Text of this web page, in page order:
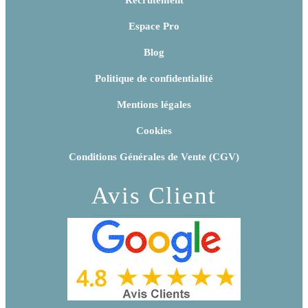
Espace Pro
Blog
Politique de confidentialité
Mentions légales
Cookies
Conditions Générales de Vente (CGV)
Avis Client